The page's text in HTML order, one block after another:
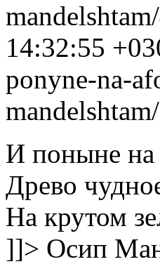
14:32:55
ponyne-na-
И поныне
Древо
На крутом
]]> Осип